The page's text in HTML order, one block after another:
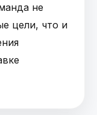
не
цели, что и